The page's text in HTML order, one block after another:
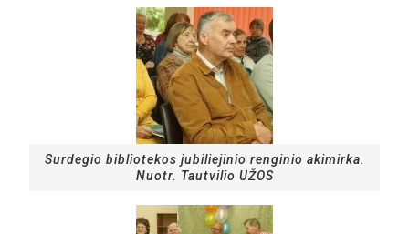
Surdegio bibliotekos jubiliejinio renginio akimirka.
Nuotr. Tautvilio UŽOS